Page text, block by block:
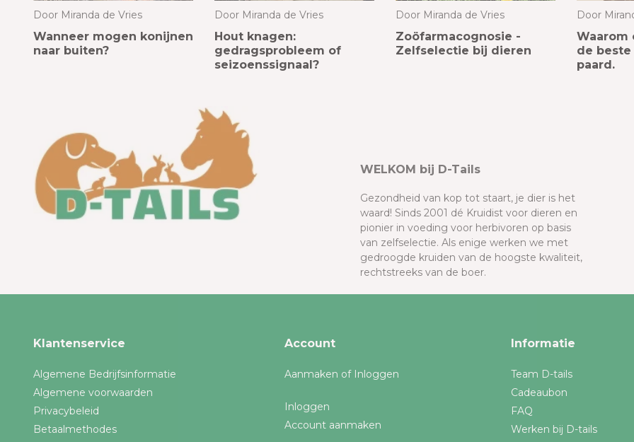
Door Miranda de Vries
Wanneer mogen konijnen
naar buiten?
Door Miranda de Vries
Hout knagen:
gedragsprobleem of
seizoenssignaal?
Door Miranda de Vries
Zoöfarmacognosie -
Zelfselectie bij dieren
Door
Waarom
de
paard.
WELKOM bij D-Tails
Gezondheid van kop tot staart, je dier is het
waard! Sinds 2001 dé Kruidist voor dieren en
pionier in voeding voor herbivoren op basis
van zelfselectie. Als enige werken we met
gedroogde kruiden van de hoogste kwaliteit,
rechtstreeks van de boer.
Klantenservice
Algemene Bedrijfsinformatie
Algemene voorwaarden
Privacybeleid
Betaalmethodes
Account
Aanmaken of Inloggen
Inloggen
Account aanmaken
Informatie
Team D-tails
Cadeaubon
FAQ
Werken bij D-tails